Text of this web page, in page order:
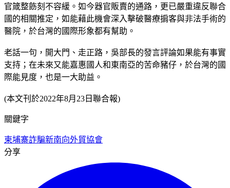
官箴整飭刻不容緩。如今器官販賣的通路，更已嚴重違反聯合
國的相關推定，如能藉此機會深入擊破醫療掮客與非法手術的
醫院，於台灣的國際形象都有幫助。
老話一句，開大門、走正路，吳部長的發言評論如果能有事實
支持；在未來又能嘉惠國人和東南亞的苦命豬仔，於台灣的國
際能見度，也是一大助益。
(本文刊於2022年8月23日聯合報)
關鍵字
柬埔寨詐騙新南向外貿協會
分享